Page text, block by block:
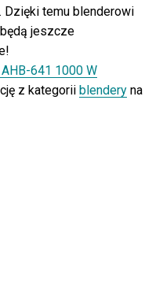
Dzięki temu blenderowi
jeszcze
641 1000 W
z kategorii blendery na